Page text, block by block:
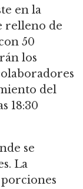
en la
relleno de
50
los
del
18:30
se
La